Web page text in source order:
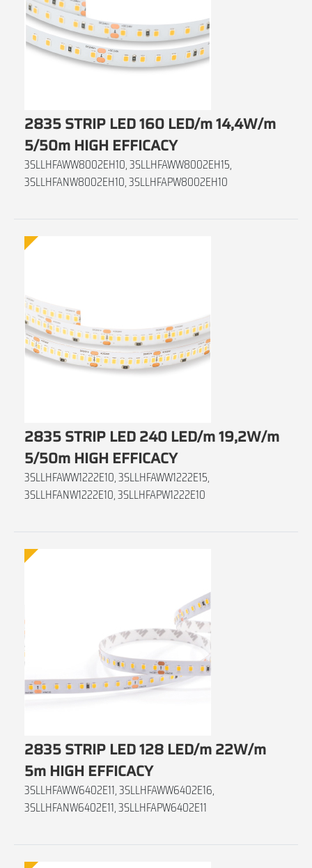
2835 STRIP LED 160 LED/m 14,4W/m
5/50m HIGH EFFICACY
3SLLHFAWW8002EH10, 3SLLHFAWW8002EH15,
3SLLHFANW8002EH10, 3SLLHFAPW8002EH10
2835 STRIP LED 240 LED/m 19,2W/m
5/50m HIGH EFFICACY
3SLLHFAWW1222E10, 3SLLHFAWW1222E15,
3SLLHFANW1222E10, 3SLLHFAPW1222E10
2835 STRIP LED 128 LED/m 22W/m
5m HIGH EFFICACY
3SLLHFAWW6402E11, 3SLLHFAWW6402E16,
3SLLHFANW6402E11, 3SLLHFAPW6402E11